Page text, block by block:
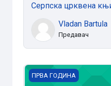
Серпска црквена
Vladan Bartula
Предавач
Српска црквена
ПРВА ГОДИНА